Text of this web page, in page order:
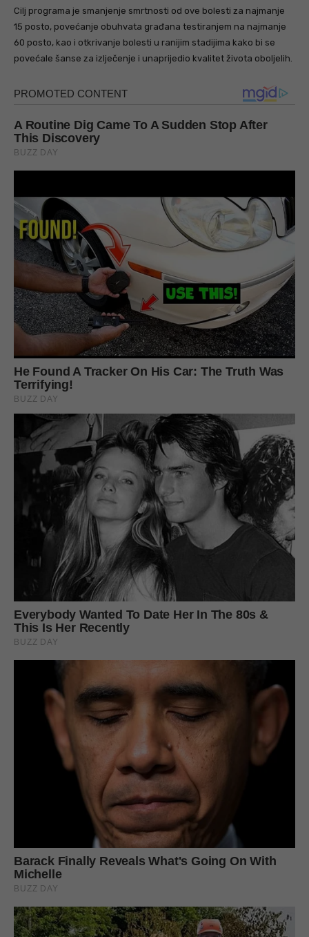
Cilj programa je smanjenje smrtnosti od ove bolesti za najmanje
15 posto, povećanje obuhvata građana testiranjem na najmanje
60 posto, kao i otkrivanje bolesti u ranijim stadijima kako bi se
povećale šanse za izlječenje i unaprijedio kvalitet života oboljelih.